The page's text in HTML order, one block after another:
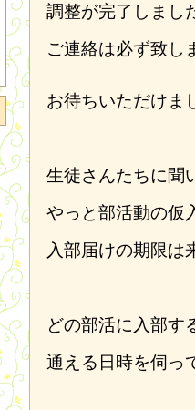
調整が完了しまし
ご連絡は必ず致し
お待ちいただけま
生徒さんたちに聞
やっと部活動の仮
入部届けの期限は
どの部活に入部す
通える日時を伺っ